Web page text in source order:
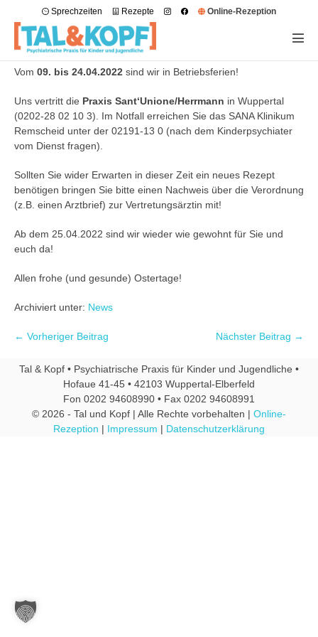
Sprechzeiten Rezepte Online-Rezeption
Vom 09. bis 24.04.2022 sind wir in Betriebsferien!
Uns vertritt die Praxis Sant‘Unione/Herrmann in Wuppertal
(0202-28 02 10 3). Im Notfall erreichen Sie das SANA Klinikum
Remscheid unter der 02191-13 0 (nach dem Kinderpsychiater
vom Dienst fragen).
Sollten Sie wider Erwarten in dieser Zeit ein neues Rezept
benötigen bringen Sie bitte einen Nachweis über die Verordnung
(z.B. einen Arztbrief) zur Vertretungsärztin mit!
Ab dem 25.04.2022 sind wir wieder wie gewohnt für Sie und
euch da!
Allen frohe (und gesunde) Ostertage!
Archiviert unter: News
← Vorheriger Beitrag Nächster Beitrag →
Tal & Kopf • Psychiatrische Praxis für Kinder und Jugendliche •
Hofaue 41-45 • 42103 Wuppertal-Elberfeld
Fon 0202 94608990 • Fax 0202 94608991
© 2026 - Tal und Kopf | Alle Rechte vorbehalten | Online-
Rezeption | Impressum | Datenschutzerklärung